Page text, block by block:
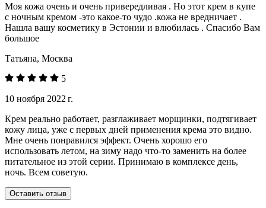
Моя кожа очень и очень привередливая . Но этот крем в купе
с ночным кремом -это какое-то чудо .кожа не вредничает .
Нашла вашу косметику в Эстонии и влюбилась . Спасибо Вам
большое
Татьяна, Москва
5
10 ноября 2022 г.
Крем реально работает, разглаживает морщинки, подтягивает
кожу лица, уже с первых дней применения крема это видно.
Мне очень понравился эффект. Очень хорошо его
использовать летом, на зиму надо что-то заменить на более
питательное из этой серии. Принимаю в комплексе день,
ночь. Всем советую.
Оставить отзыв